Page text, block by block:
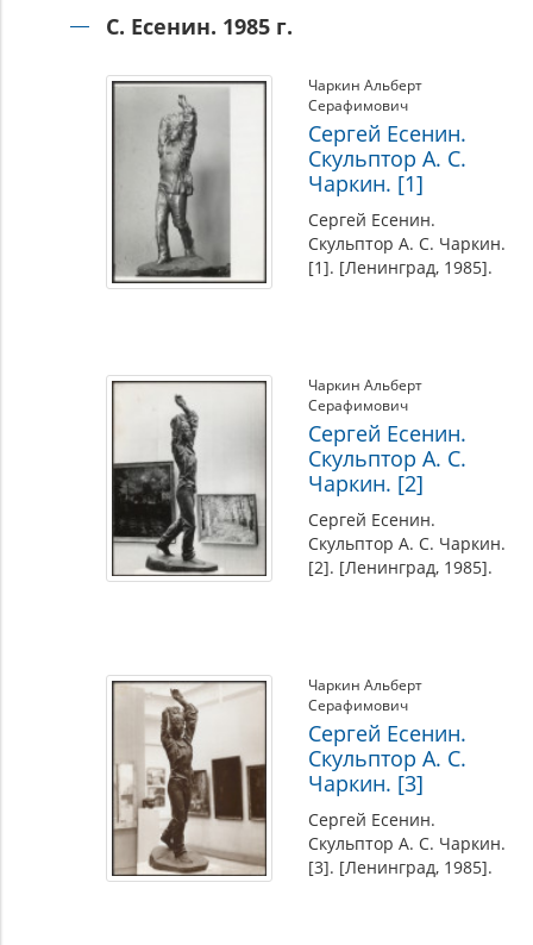
С. Есенин. 1985 г.
Чаркин Альберт
Серафимович
Сергей Есенин.
Скульптор А. С.
Чаркин. [1]
Сергей Есенин.
Скульптор А. С. Чаркин.
[1]. [Ленинград, 1985].
Чаркин Альберт
Серафимович
Сергей Есенин.
Скульптор А. С.
Чаркин. [2]
Сергей Есенин.
Скульптор А. С. Чаркин.
[2]. [Ленинград, 1985].
Чаркин Альберт
Серафимович
Сергей Есенин.
Скульптор А. С.
Чаркин. [3]
Сергей Есенин.
Скульптор А. С. Чаркин.
[3]. [Ленинград, 1985].